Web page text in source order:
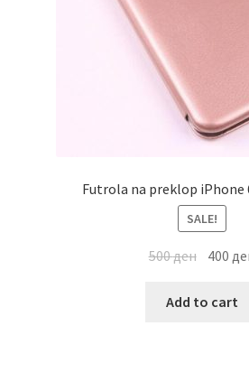
Futrola na preklop iPhone
SALE!
500ден 400
Add to cart